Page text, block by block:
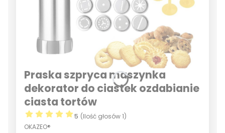
Praska szpryca maszynka
dekorator do ciastek ozdabianie
ciasta tortów
5 (Ilość głosów 1)
OKAZEO®